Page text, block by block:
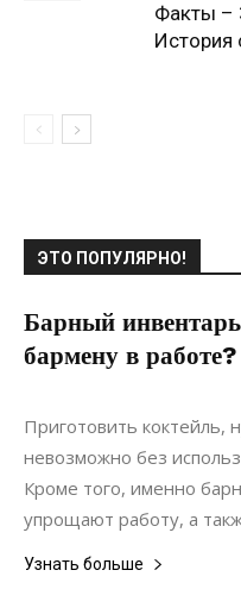
Факты –
ЭТО ПОПУЛЯРНО!
Барный
бармену в работе?
17.08.2021
Приготовить коктейль,
невозможно без
Кроме того, именно
упрощают работу, а
Узнать больше